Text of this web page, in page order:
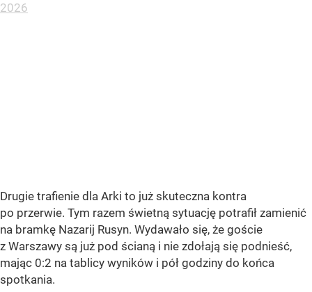
2026
Drugie trafienie dla Arki to już skuteczna kontra
po przerwie. Tym razem świetną sytuację potrafił zamienić
na bramkę Nazarij Rusyn. Wydawało się, że goście
z Warszawy są już pod ścianą i nie zdołają się podnieść,
mając 0:2 na tablicy wyników i pół godziny do końca
spotkania.